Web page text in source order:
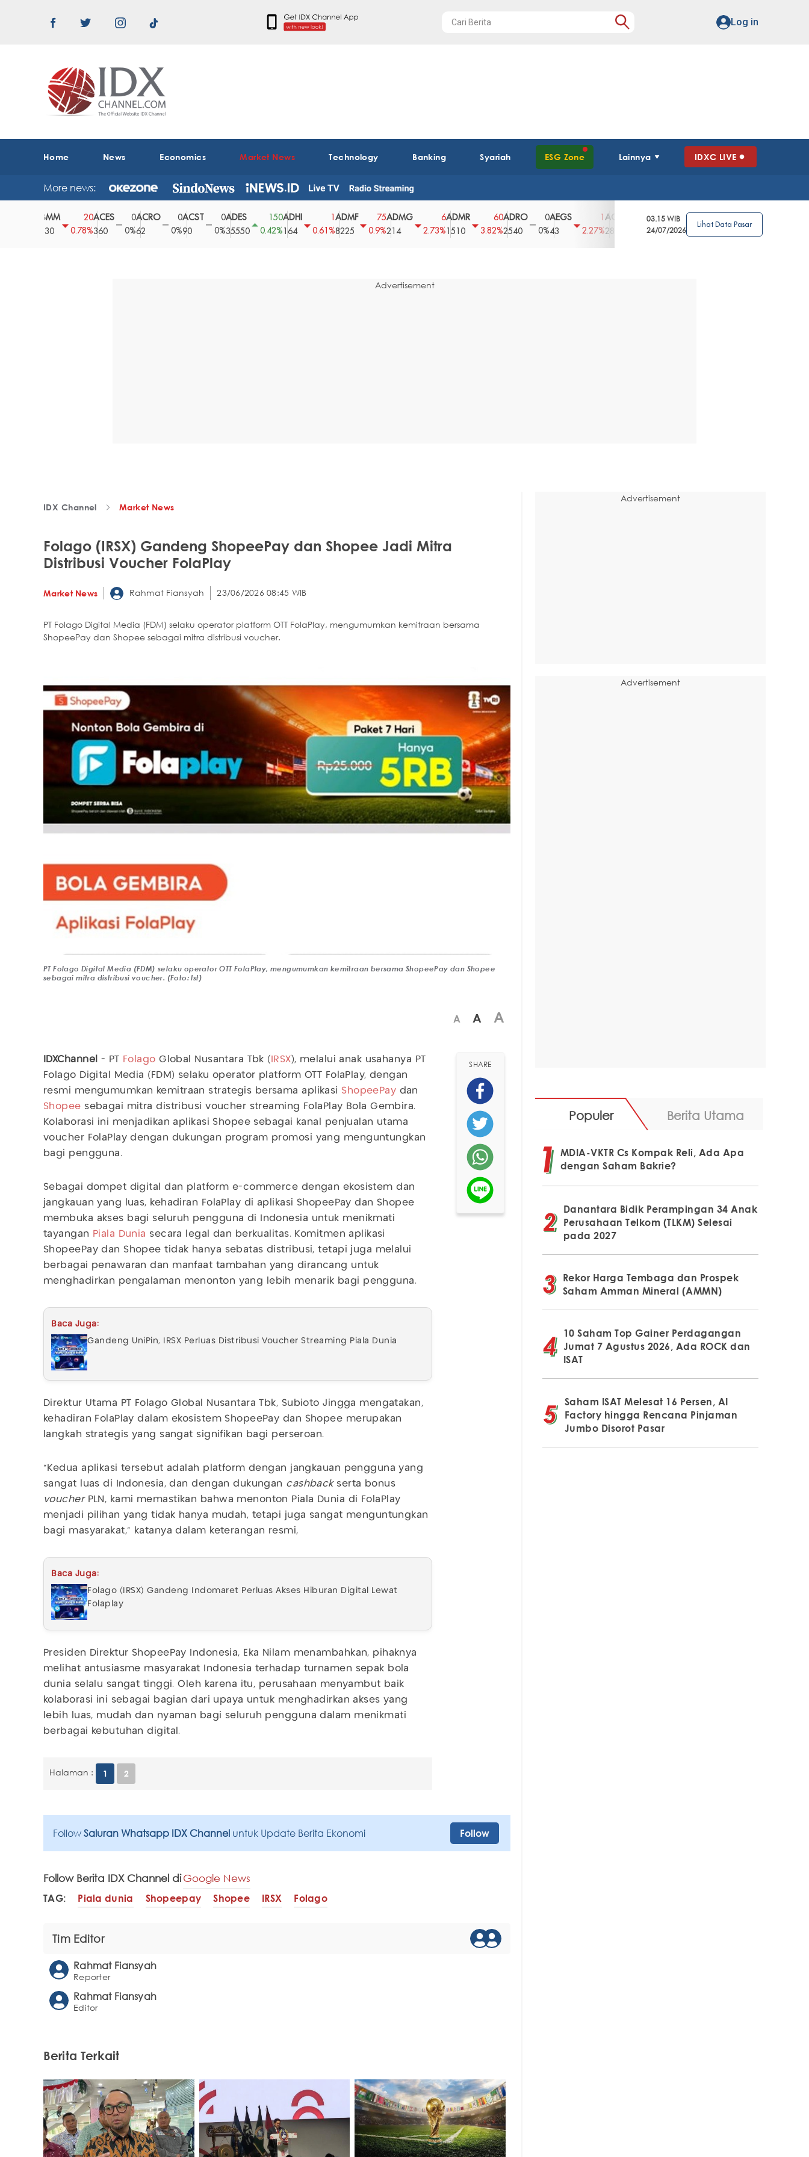
Log in
Home News Economics Market News Technology Banking Syariah ESG Zone Lainnya IDXC LIVE
More news:
0.78%
ACES
360
0
0%
ACRO
0ACST
0
0%
ADES
35550
150
0.42%
ADHI
164
0.61%
ADMF
8225
75
0.9%
ADMG
214
2.73%
ADMR
1510
3.82%
ADRO
2540
0
0%
AEGS
2.27%2850
3.39%
AGRO
148
2.63%
0%
AHAP
03.15 WIB
24/07/2026
Lihat Data Pasar
Advertisement
IDX Channel Market News
Folago (IRSX) Gandeng ShopeePay dan Shopee Jadi Mitra
Distribusi Voucher FolaPlay
Market News Rahmat Fiansyah 23/06/2026 08:45 WIB
PT Folago Digital Media (FDM) selaku operator platform OTT FolaPlay, mengumumkan kemitraan bersama
ShopeePay dan Shopee sebagai mitra distribusi voucher.
PT Folago Digital Media (FDM) selaku operator OTT FolaPlay, mengumumkan kemitraan bersama ShopeePay dan Shopee
sebagai mitra distribusi voucher. (Foto: Ist)
A A A
IDXChannel - PT Folago Global Nusantara Tbk ( IRSX), melalui anak usahanya PT
Folago Digital Media (FDM) selaku operator platform OTT FolaPlay, dengan
resmi mengumumkan kemitraan strategis bersama aplikasi ShopeePay dan
Shopee sebagai mitra distribusi voucher streaming FolaPlay Bola Gembira.
Kolaborasi ini menjadikan aplikasi Shopee sebagai kanal penjualan utama
voucher FolaPlay dengan dukungan program promosi yang menguntungkan
bagi pengguna.
Sebagai dompet digital dan platform e-commerce dengan ekosistem dan
jangkauan yang luas, kehadiran FolaPlay di aplikasi ShopeePay dan Shopee
membuka akses bagi seluruh pengguna di Indonesia untuk menikmati
tayangan Piala Dunia secara legal dan berkualitas. Komitmen aplikasi
ShopeePay dan Shopee tidak hanya sebatas distribusi, tetapi juga melalui
berbagai penawaran dan manfaat tambahan yang dirancang untuk
menghadirkan pengalaman menonton yang lebih menarik bagi pengguna.
Baca Juga:
Gandeng UniPin, IRSX Perluas Distribusi Voucher Streaming Piala Dunia
Direktur Utama PT Folago Global Nusantara Tbk, Subioto Jingga mengatakan,
kehadiran FolaPlay dalam ekosistem ShopeePay dan Shopee merupakan
langkah strategis yang sangat signifikan bagi perseroan.
"Kedua aplikasi tersebut adalah platform dengan jangkauan pengguna yang
sangat luas di Indonesia, dan dengan dukungan cashback serta bonus
voucher PLN, kami memastikan bahwa menonton Piala Dunia di FolaPlay
menjadi pilihan yang tidak hanya mudah, tetapi juga sangat menguntungkan
bagi masyarakat," katanya dalam keterangan resmi,
Baca Juga:
Folago (IRSX) Gandeng Indomaret Perluas Akses Hiburan Digital Lewat
Folaplay
Presiden Direktur ShopeePay Indonesia, Eka Nilam menambahkan, pihaknya
melihat antusiasme masyarakat Indonesia terhadap turnamen sepak bola
dunia selalu sangat tinggi. Oleh karena itu, perusahaan menyambut baik
kolaborasi ini sebagai bagian dari upaya untuk menghadirkan akses yang
lebih luas, mudah dan nyaman bagi seluruh pengguna dalam menikmati
berbagai kebutuhan digital.
Halaman : 1 2
SHARE
Follow Saluran Whatsapp IDX Channel untuk Update Berita Ekonomi Follow
Follow Berita IDX Channel diGoogle News
TAG: Piala dunia Shopeepay Shopee IRSX Folago
Tim Editor
Rahmat Fiansyah
Reporter
Rahmat Fiansyah
Editor
Berita Terkait
Advertisement
Advertisement
Populer Berita Utama
MDIA-VKTR Cs Kompak Reli, Ada Apa
dengan Saham Bakrie?
Danantara Bidik Perampingan 34 Anak
Perusahaan Telkom (TLKM) Selesai
pada 2027
Rekor Harga Tembaga dan Prospek
Saham Amman Mineral (AMMN)
10 Saham Top Gainer Perdagangan
Jumat 7 Agustus 2026, Ada ROCK dan
ISAT
Saham ISAT Melesat 16 Persen, AI
Factory hingga Rencana Pinjaman
Jumbo Disorot Pasar